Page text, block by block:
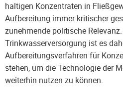
haltigen Konzentraten in
Aufbereitung immer kritischer
zunehmende politische
Trinkwasserversorgung ist es
Aufbereitungsverfahren für
stehen, um die Technologie der
weiterhin nutzen zu können.